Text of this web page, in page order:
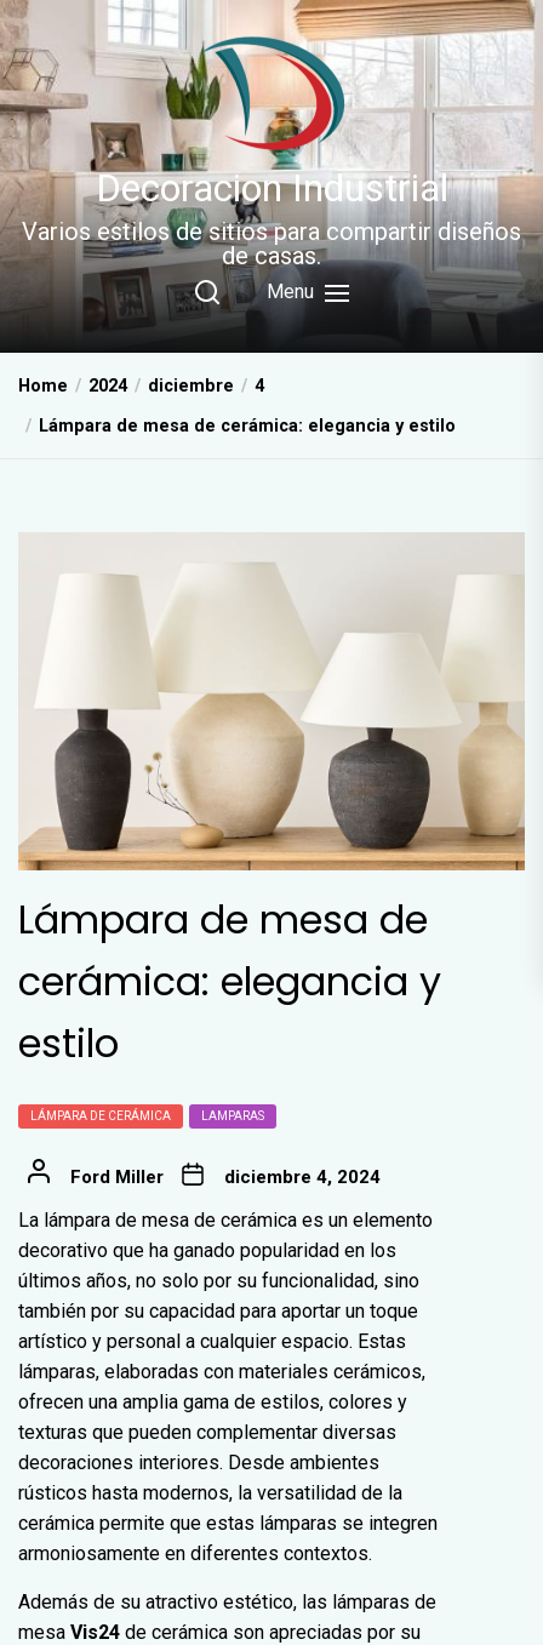
Skip
to
the
content
Decoracion Industrial
Varios estilos de sitios para compartir diseños
de casas.
Menu
Home 2024 diciembre
4
Lámpara de mesa de cerámica: elegancia y estilo
Lámpara de mesa de
cerámica: elegancia y
estilo
LÁMPARA DE CERÁMICA LAMPARAS
Ford Miller diciembre 4, 2024
La lámpara de mesa de cerámica es un elemento
decorativo que ha ganado popularidad en los
últimos años, no solo por su funcionalidad, sino
también por su capacidad para aportar un toque
artístico y personal a cualquier espacio. Estas
lámparas, elaboradas con materiales cerámicos,
ofrecen una amplia gama de estilos, colores y
texturas que pueden complementar diversas
decoraciones interiores. Desde ambientes
rústicos hasta modernos, la versatilidad de la
cerámica permite que estas lámparas se integren
armoniosamente en diferentes contextos.
Además de su atractivo estético, las lámparas de
mesa Vis24 de cerámica son apreciadas por su